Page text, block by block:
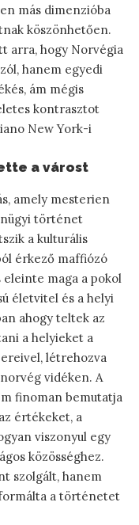
más dimenzióba
köszönhetően.
arra, hogy Norvégia
hanem egyedi
ám mégis
kontrasztot
New York-i
a várost
amely mesterien
történet
a kulturális
érkező maffiózó
eleinte maga a pokol
életvitel és a helyi
ahogy teltek az
a helyieket a
létrehozva
vidéken. A
finoman bemutatja
értékeket, a
viszonyul egy
közösséghez.
szolgált, hanem
a történetet